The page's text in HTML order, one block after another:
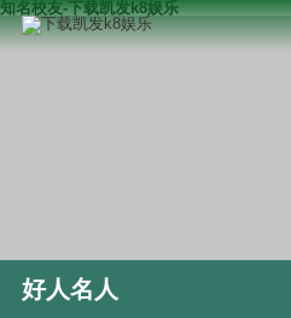
知名校友-下载凯发k8娱乐
好人名人